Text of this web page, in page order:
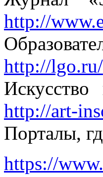
http://
http://lgo.ru/
http://art-
Порталы,
https://